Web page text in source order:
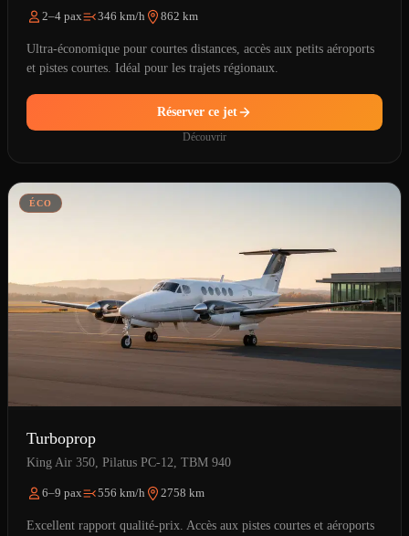
2–4 pax 346 km/h 862 km
Ultra-économique pour courtes distances, accès aux petits aéroports
et pistes courtes. Idéal pour les trajets régionaux.
Réserver ce jet
Découvrir
ÉCO
Turboprop
King Air 350, Pilatus PC-12, TBM 940
6–9 pax 556 km/h 2758 km
Excellent rapport qualité-prix. Accès aux pistes courtes et aéroports